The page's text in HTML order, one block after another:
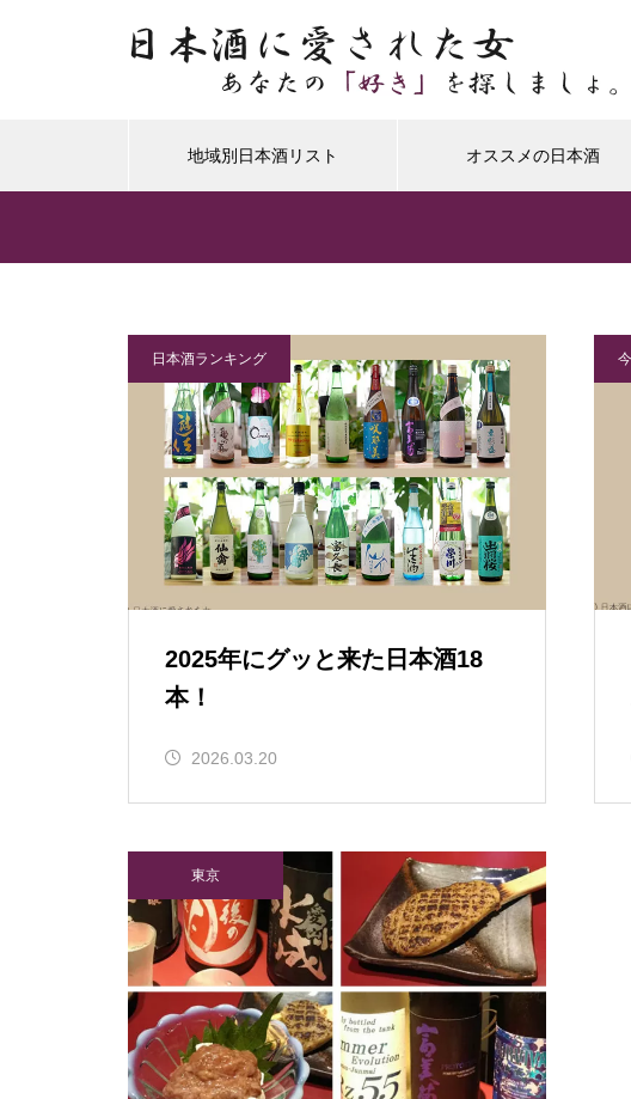
地域別日本酒リスト オススメの日本酒
日本酒ランキング
2025年にグッと来た日本酒18
本！
2026.03.20
東京